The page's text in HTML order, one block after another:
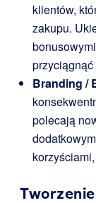
klientów,
zakupu.
Branding /
polecają